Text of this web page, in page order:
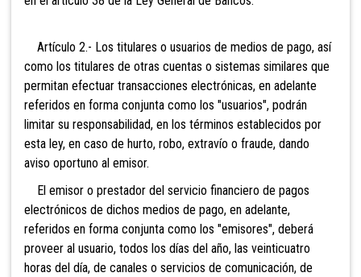
Artículo 2.- Los titulares o usuarios de medios de pago, así
como los titulares de otras cuentas o sistemas similares que
permitan efectuar transacciones electrónicas, en adelante
referidos en forma conjunta como los "usuarios", podrán
limitar su responsabilidad, en los términos establecidos por
esta ley, en caso de hurto, robo, extravío o fraude, dando
aviso oportuno al emisor.
El emisor o prestador del servicio financiero de pagos
electrónicos de dichos medios de pago, en adelante,
referidos en forma conjunta como los "emisores", deberá
proveer al usuario, todos los días del año, las veinticuatro
horas del día, de canales o servicios de comunicación, de